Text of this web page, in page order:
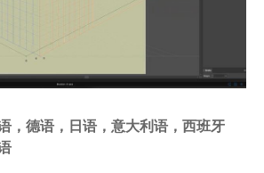
，德语，日语，意大利语，西班牙